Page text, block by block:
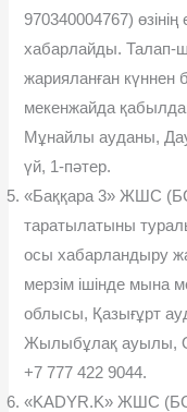
970340004767)
хабарлайды. Талап-
жарияланған күннен
мекенжайда
Мұнайлы ауданы,
үй, 1-пəтер.
«Баққара 3» ЖШС
таратылатыны
осы хабарландыру
мерзім ішінде мына
облысы, Қазығұрт
Жылыбұлақ ауылы,
+7 777 422 9044.
«KADYR.K» ЖШС (БСН